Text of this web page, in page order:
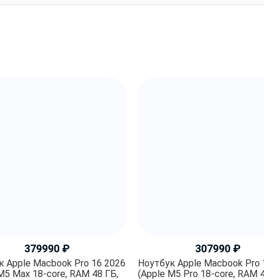
Apple Macbook Pro 16 2026
Max 18-core, RAM 48 ГБ,
379990 ₽
Ноутбук Apple Macbook Pro
(Apple M5 Pro 18-core, RAM
307990 ₽